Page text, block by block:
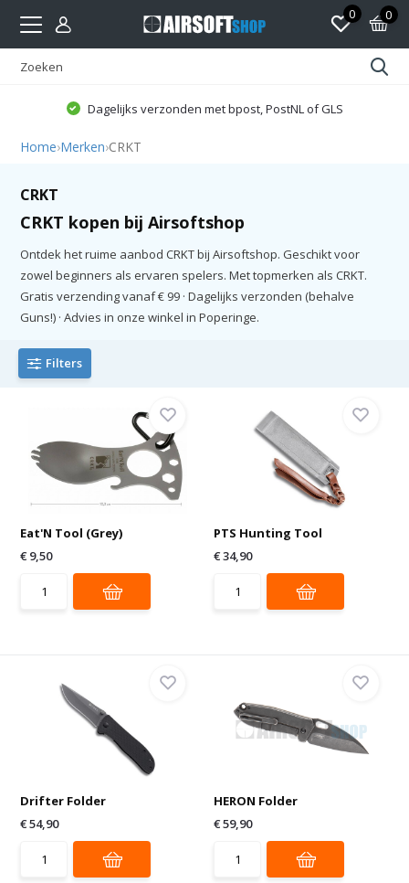
0 0
Dagelijks verzonden met bpost, PostNL of GLS
Home›Merken›CRKT
CRKT
CRKT kopen bij Airsoftshop
Ontdek het ruime aanbod CRKT bij Airsoftshop. Geschikt voor
zowel beginners als ervaren spelers. Met topmerken als CRKT.
Gratis verzending vanaf € 99 · Dagelijks verzonden (behalve
Guns!) · Advies in onze winkel in Poperinge.
Filters
Eat'N Tool (Grey)
€ 9,50
PTS Hunting Tool
€ 34,90
Drifter Folder
€ 54,90
HERON Folder
€ 59,90